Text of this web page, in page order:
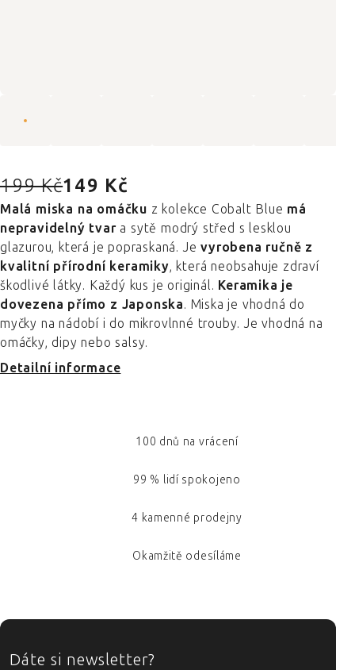
199 Kč149 Kč
Malá miska na omáčku z kolekce Cobalt Blue má
nepravidelný tvar a sytě modrý střed s lesklou
glazurou, která je popraskaná. Jevyrobena ručně z
kvalitní přírodní keramiky, která neobsahuje zdraví
škodlivé látky. Každý kus je originál. Keramika je
dovezena přímo z Japonska. Miska je vhodná do
myčky na nádobí i do mikrovlnné trouby. Je vhodná na
omáčky, dipy nebo salsy.
Detailní informace
100 dnů na vrácení
99 % lidí spokojeno
4 kamenné prodejny
Okamžitě odesíláme
ZÁPATÍ
Dáte si newsletter?